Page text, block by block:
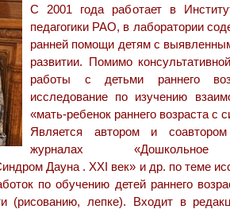
С 2001 года работает в
педагогики РАО, в лаборатории
ранней помощи детям с
развитии. Помимо
работы с детьми раннего
исследование по изучению
«мать-ребенок раннего возраста с
Является автором и
журналах «Дошкольное
Дауна . XXI век» и др. по теме
по обучению детей раннего
(рисованию, лепке). Входит в